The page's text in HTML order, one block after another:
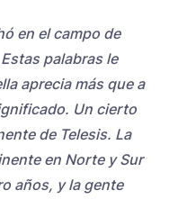
en el campo de
palabras le
aprecia más que a
Un cierto
de Telesis. La
en Norte y Sur
años, y la gente